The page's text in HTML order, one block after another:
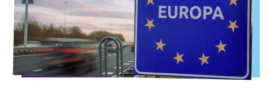
L'inclusion systémique revêt une grande
importance car une telle société serait
bénéfique pour tous les Belges.